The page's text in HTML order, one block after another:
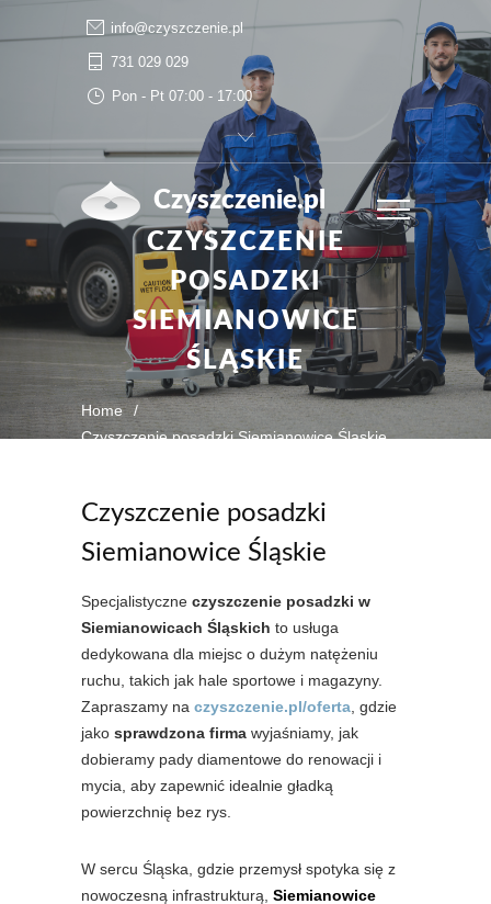
info@czyszczenie.pl
731 029 029
Pon - Pt 07:00 - 17:00
Czyszczenie.pl
CZYSZCZENIE
POSADZKI
SIEMIANOWICE
ŚLĄSKIE
Home
/
Czyszczenie posadzki Siemianowice Śląskie
Czyszczenie posadzki
Siemianowice Śląskie
Specjalistyczne czyszczenie posadzki w
Siemianowicach Śląskich to usługa
dedykowana dla miejsc o dużym natężeniu
ruchu, takich jak hale sportowe i magazyny.
Zapraszamy na czyszczenie.pl/oferta , gdzie
jako sprawdzona firma wyjaśniamy, jak
dobieramy pady diamentowe do renowacji i
mycia, aby zapewnić idealnie gładką
powierzchnię bez rys.
W sercu Śląska, gdzie przemysł spotyka się z
nowoczesną infrastrukturą, Siemianowice